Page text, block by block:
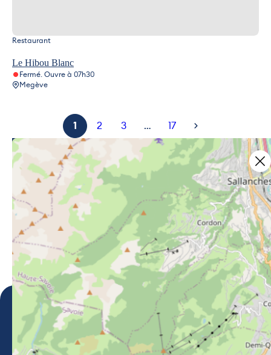
Le Hibou Blanc
Restaurant
Fermé. Ouvre à 07h30
Megève
1 2 3 … 17
Ce contenu vous a été utile ?
2
Ce contenu vous a été utile
Ce contenu ne vous a pas
Partager ce contenu
Partager sur Facebook (nouvelle fenêtre)
Partager sur X / Twitter (nouvelle
Partager sur WhatsApp
Partager par mail
Megève Tourisme
70 rue Monseigneur Conseil
74120 Megève